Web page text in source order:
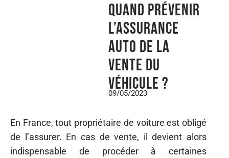
Quand prévenir
l’assurance
auto de la
vente du
véhicule ?
09/05/2023
En France, tout propriétaire de voiture est obligé
de l’assurer. En cas de vente, il devient alors
indispensable de procéder à certaines